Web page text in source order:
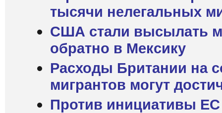
тысячи нелегальных
США стали высылать
обратно в Мексику
Расходы Британии на
мигрантов могут
Против инициативы